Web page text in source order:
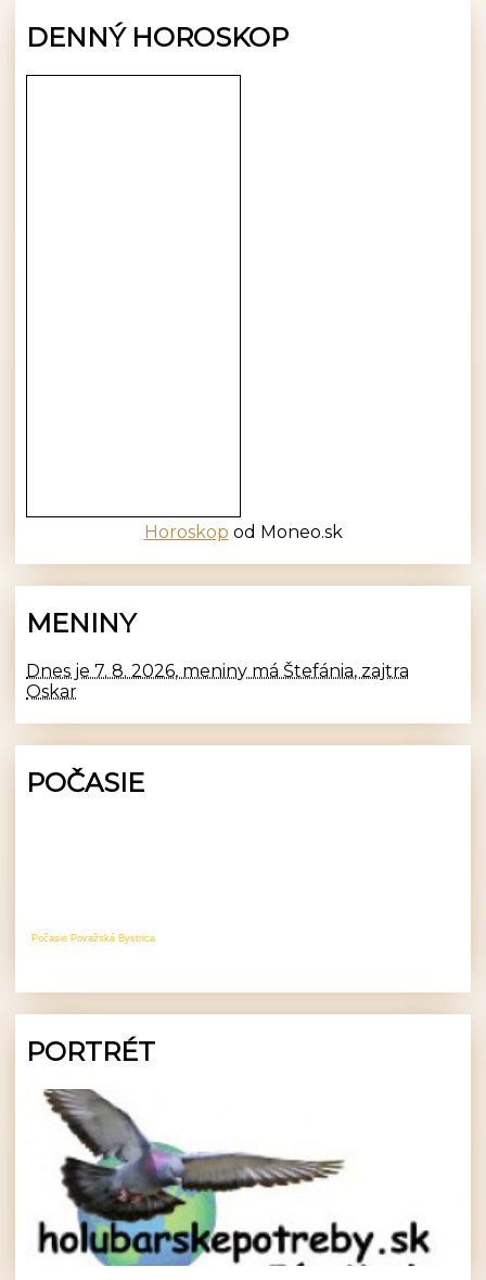
DENNÝ HOROSKOP
Horoskop od Moneo.sk
MENINY
Dnes je 7. 8. 2026, meniny má Štefánia, zajtra
Oskar
POČASIE
Počasie Považská Bystrica
PORTRÉT